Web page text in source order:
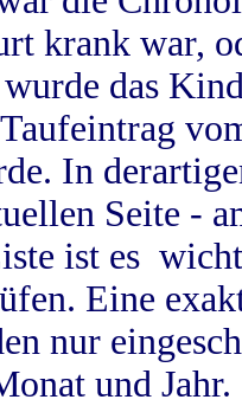
krank war,
das
In
Seite -
ist es
Eine
nur
und Jahr.